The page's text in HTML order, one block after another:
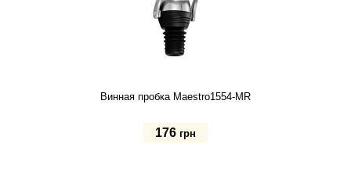
Винная пробка Maestro1554-MR
176 грн